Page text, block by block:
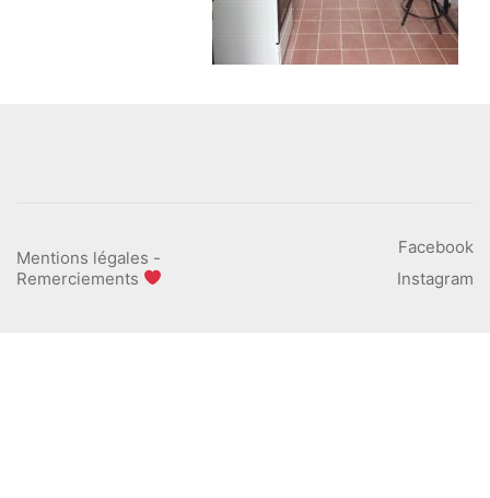
Facebook
Instagram
Mentions légales -
Remerciements